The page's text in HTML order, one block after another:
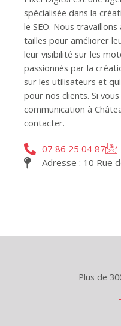
spécialisée dans la
le SEO. Nous
tailles pour améliorer
leur visibilité sur les
passionnés par la
sur les utilisateurs et
pour nos clients. Si
communication à
contacter.
07 86 25 04 87
Adresse : 10 Rue
Plus de